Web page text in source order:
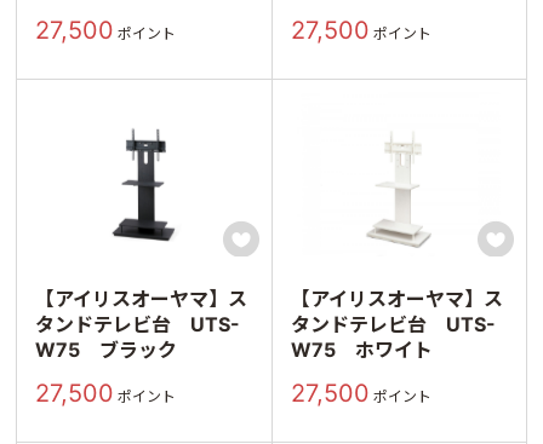
27,500 ポイント 27,500 ポイント

【アイリスオーヤマ】ス
タンドテレビ台 UTS-
W75 ブラック
27,500 ポイント

【アイリスオーヤマ】ス
タンドテレビ台 UTS-
W75 ホワイト
27,500 ポイント